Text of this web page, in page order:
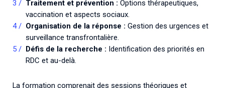
Traitement et prévention : Options thérapeutiques,
vaccination et aspects sociaux.
Organisation de la réponse : Gestion des urgences et
surveillance transfrontalière.
Défis de la recherche : Identification des priorités en
RDC et au-delà.
La formation comprenait des sessions théoriques et